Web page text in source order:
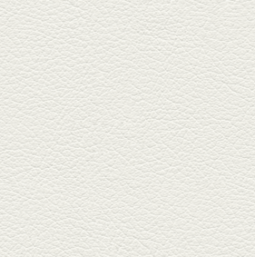
2025年3月21日放送
薩摩赤鶏のころころ焼き
＆カツオの藁焼き
三年坂通りのビル２階「焼鳥こ
ろころ」はオシャレな店構えで
炭火...
2025年2月28日放送
踊る車海老＆あか牛串 ウ
ニとキャビア乗せ
ホテル日航熊本の裏、創作串揚
げの新たな店「串ハル」へ「銀
しろ...
2025年2月7日放送